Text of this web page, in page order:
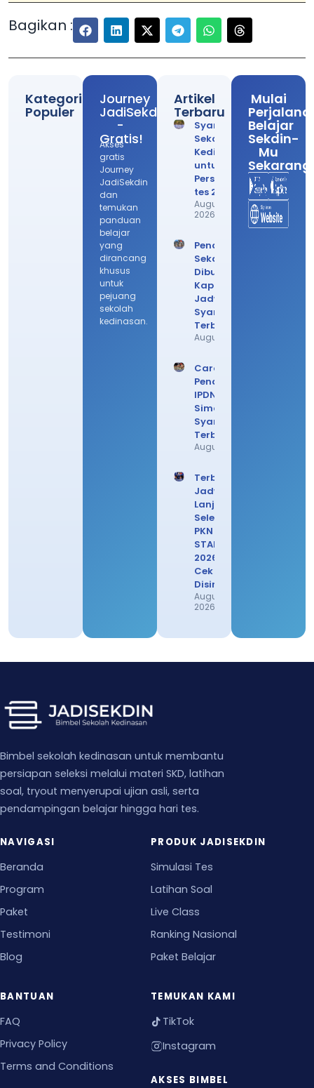
Bagikan :
Kategori
Populer
Journey
JadiSekdin
-
Gratis!
Akses
gratis
Journey
JadiSekdin
dan
temukan
panduan
belajar
yang
dirancang
khusus
untuk
pejuang
sekolah
kedinasan.
Artikel
Terbaru
Syarat
Sekolah
Kedinasan
untuk
Persiapan
tes 2026!
August 6,
2026
Pendaftaran
Sekdin
Dibuka
Kapan? Cek
Jadwal
Syarat
Terbarunya
August 4, 2026
Cara Daftar
Pendaftaran
IPDN 2026,
Simak
Syarat
Terbarunya
August 3, 2026
Terbaru!
Jadwal
Lanjutan
Seleksi
PKN
STAN
2026,
Cek
Disini
August 1,
2026
Mulai
Belajar
Sekdin-
Mu
Sekarang
Bimbel sekolah kedinasan untuk membantu
persiapan seleksi melalui materi SKD, latihan
soal, tryout menyerupai ujian asli, serta
pendampingan belajar hingga hari tes.
NAVIGASI
Beranda
Program
Paket
Testimoni
Blog
PRODUK JADISEKDIN
Simulasi Tes
Latihan Soal
Live Class
Ranking Nasional
Paket Belajar
BANTUAN
FAQ
Privacy Policy
Terms and Conditions
TEMUKAN KAMI
TikTok
Instagram
AKSES BIMBEL